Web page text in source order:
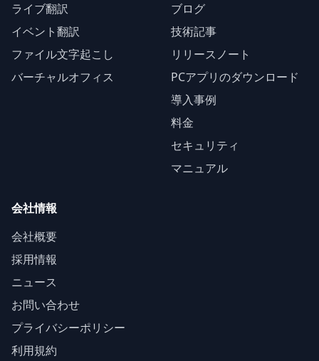
ライブ翻訳
イベント翻訳
ファイル文字起こし
バーチャルオフィス
ブログ
技術記事
リリースノート
PCアプリのダウンロード
導入事例
料金
セキュリティ
マニュアル
会社情報
会社概要
採用情報
ニュース
お問い合わせ
プライバシーポリシー
利用規約